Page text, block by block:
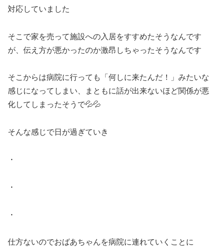
対応していました
そこで家を売って施設への入居をすすめたそうなんです
が、伝え方が悪かったのか激昂しちゃったそうなんです
そこからは病院に行っても「何しに来たんだ！」みたいな
感じになってしまい、まともに話が出来ないほど関係が悪
化してしまったそうで💦💦
そんな感じで日が過ぎていき
・
・
・
仕方ないのでおばあちゃんを病院に連れていくことに